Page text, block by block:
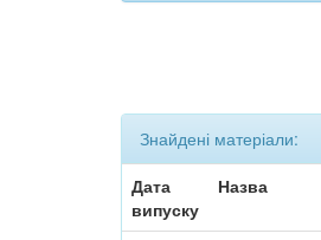
Знайдені матеріали:
Дата
випуску
Назва